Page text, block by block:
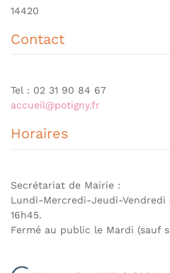
14420
Contact
Tel : 02 31 90 84 67
accueil@potigny.fr
Horaires
Secrétariat de Mairie :
Lundi-Mercredi-Jeudi-Vendredi
16h45.
Fermé au public le Mardi (sauf